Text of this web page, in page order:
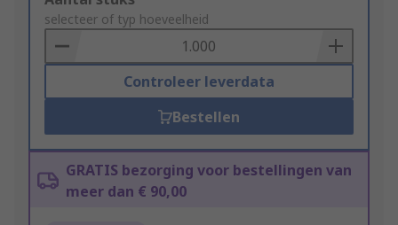
to
Basket
selecteer of typ hoeveelheid
Controleer leverdata
Bestellen
GRATIS bezorging voor bestellingen van
meer dan € 90,00